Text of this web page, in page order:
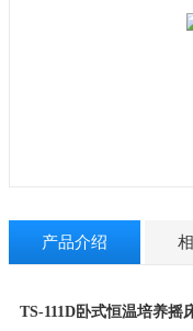
产品介绍
TS-111D卧式恒温培养摇